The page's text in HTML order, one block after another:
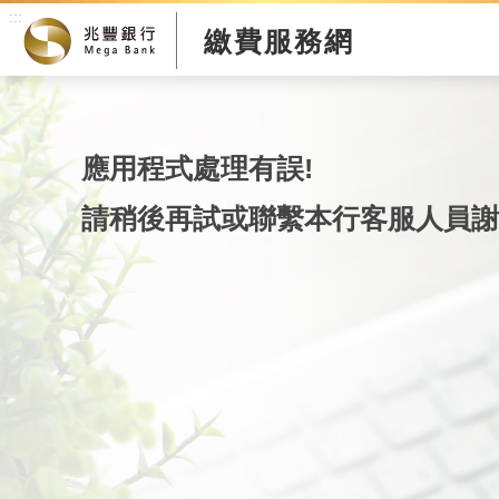
:::
繳費服務網
應用程式處理有誤!
請稍後再試或聯繫本行客服人員